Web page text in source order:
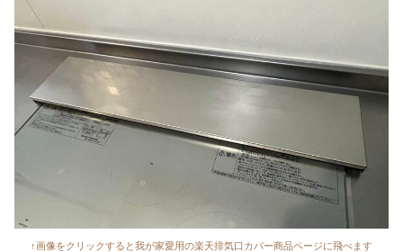
↑画像をクリックすると我が家愛用の楽天排気口カバー商品ページに飛べます